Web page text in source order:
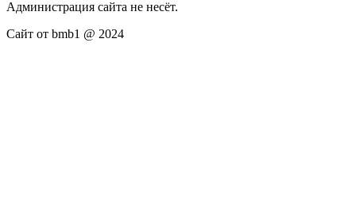
Администрация сайта не несёт.
Сайт от bmb1 @ 2024